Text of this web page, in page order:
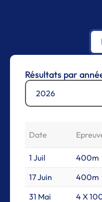
Résultats par
2026
Date
1 Juil 400m
17 Juin
400m
31 Mai
4 X